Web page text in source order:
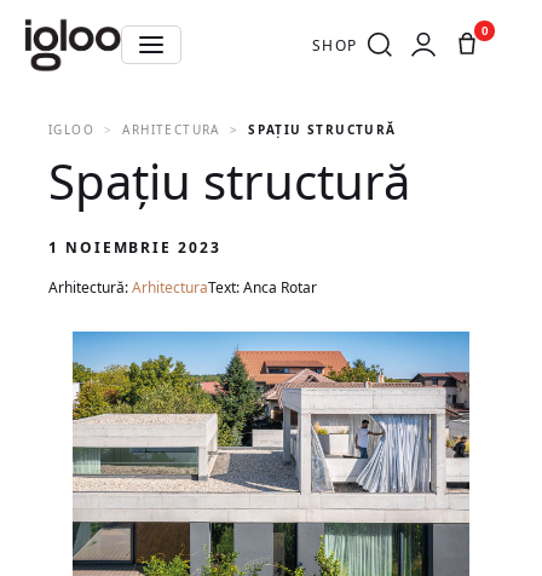
SHOP
0
IGLOO ARHITECTURA SPAȚIU STRUCTURĂ
Spațiu structură
1 NOIEMBRIE 2023
Arhitectură:ArhitecturaText: Anca Rotar